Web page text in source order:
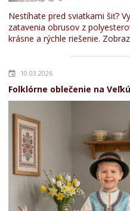
Nestíhate pred sviatkami šiť?
zatavenia obrusov z
krásne a rýchle riešenie.
10.03.2026
Folklórne oblečenie na